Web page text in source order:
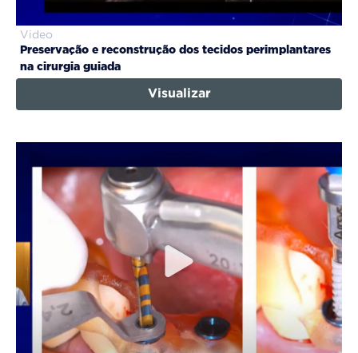
Video
Preservação e reconstrução dos tecidos perimplantares
na cirurgia guiada
Visualizar